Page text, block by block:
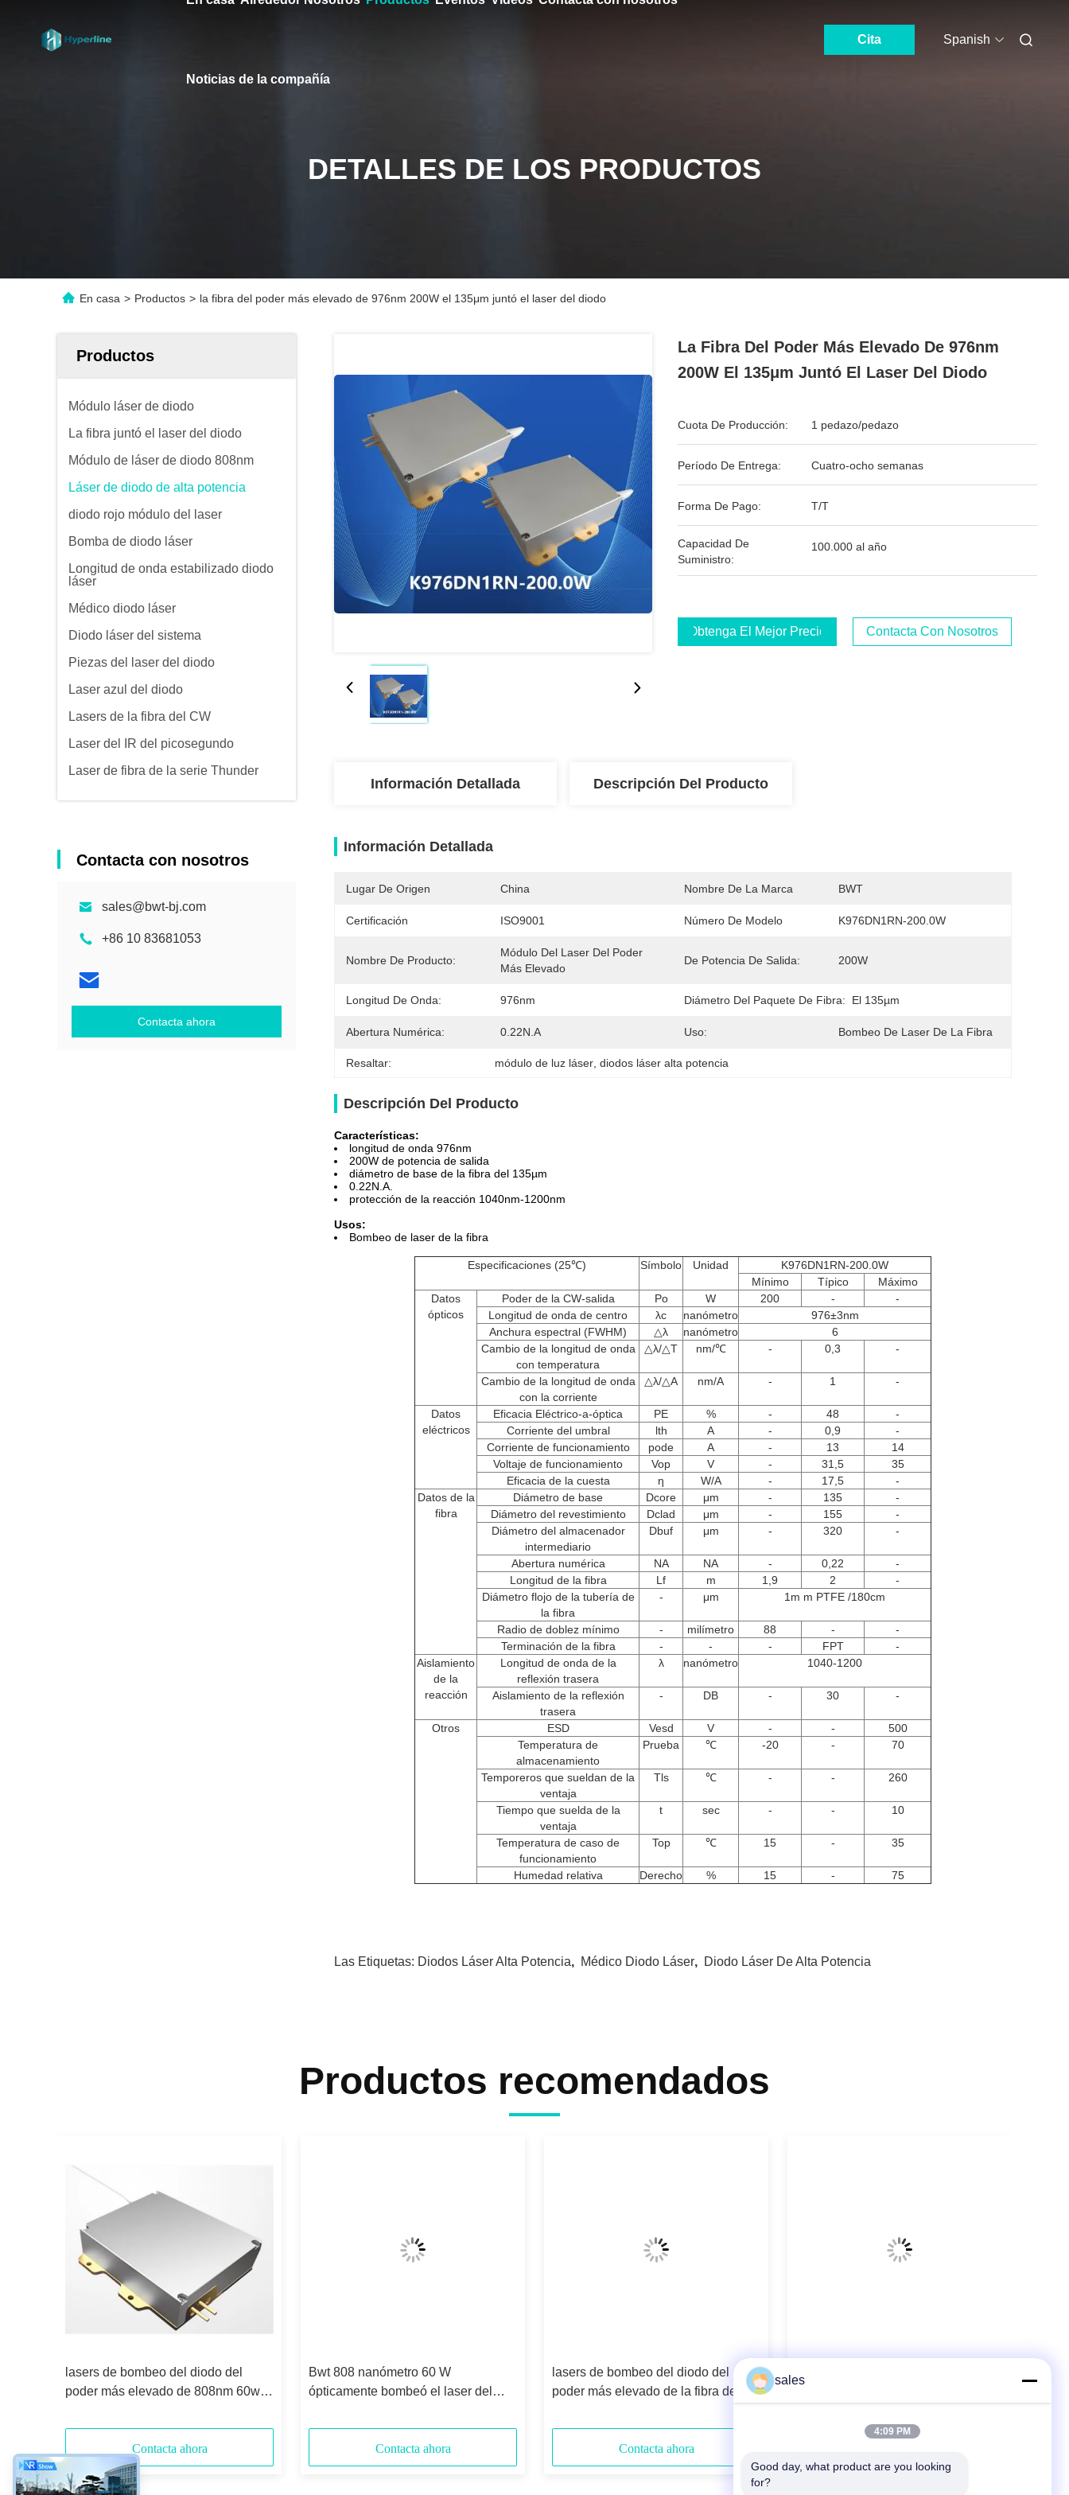
Noticias de la compañía
Cita Spanish
DETALLES DE LOS PRODUCTOS
En casa > Productos > la fibra del poder más elevado de 976nm 200W el 135μm juntó el laser del diodo
Productos
Módulo láser de diodo
La fibra juntó el laser del diodo
Módulo de láser de diodo 808nm
Láser de diodo de alta potencia
diodo rojo módulo del laser
Bomba de diodo láser
Longitud de onda estabilizado diodo
láser
Médico diodo láser
Diodo láser del sistema
Piezas del laser del diodo
Laser azul del diodo
Lasers de la fibra del CW
Laser del IR del picosegundo
Laser de fibra de la serie Thunder
Contacta con nosotros
sales@bwt-bj.com
+86 10 83681053
Contacta ahora
La Fibra Del Poder Más Elevado De 976nm
200W El 135μm Juntó El Laser Del Diodo
Cuota De Producción: 1 pedazo/pedazo
Período De Entrega: Cuatro-ocho semanas
Forma De Pago: T/T
Capacidad De
Suministro:
100.000 al año
Obtenga El Mejor Precio Contacta Con Nosotros
Información Detallada Descripción Del Producto
Información Detallada
Lugar De Origen China Nombre De La Marca BWT
Certificación ISO9001 Número De Modelo K976DN1RN-200.0W
Nombre De Producto:
Módulo Del Laser Del Poder
Más Elevado
De Potencia De Salida: 200W
Longitud De Onda: 976nm Diámetro Del Paquete De Fibra: El 135µm
Abertura Numérica: 0.22N.A Uso: Bombeo De Laser De La Fibra
Resaltar: módulo de luz láser , diodos láser alta potencia
Descripción Del Producto
Características:
longitud de onda 976nm
200W de potencia de salida
diámetro de base de la fibra del 135µm
0.22N.A.
protección de la reacción 1040nm-1200nm
Usos:
Bombeo de laser de la fibra
Especificaciones (25℃) Símbolo Unidad
K976DN1RN-200.0W
Mínimo
Típico
Máximo
Datos
ópticos
Poder de la CW-salida Po W 200 -
-
Longitud de onda de centro
λc nanómetro
976±3nm
Anchura espectral (FWHM)
△λ nanómetro
6
Cambio de la longitud de onda
con temperatura
△λ/△T nm/℃ - 0,3 -
Cambio de la longitud de onda
con la corriente
△λ/△A nm/A - 1 -
Datos
eléctricos
Eficacia Eléctrico-a-óptica PE % - 48
-
Corriente del umbral
lth A - 0,9
-
Corriente de funcionamiento
pode A - 13
14
Voltaje de funcionamiento
Vop V - 31,5
35
Eficacia de la cuesta
η W/A - 17,5
-
Datos de la
fibra
Diámetro de base Dcore μm - 135
-
Diámetro del revestimiento
Dclad μm - 155
-
Diámetro del almacenador
intermediario
Dbuf μm - 320 -
Abertura numérica NA NA - 0,22
-
Longitud de la fibra
Lf m 1,9 2
-
Diámetro flojo de la tubería de
la fibra
- μm 1m m PTFE /180cm
Radio de doblez mínimo - milímetro 88 -
-
Terminación de la fibra
- - - FPT
-
Aislamiento
de la
reacción
Longitud de onda de la
reflexión trasera
λ nanómetro 1040-1200
Aislamiento de la reflexión
trasera
- DB - 30 -
Otros ESD Vesd V - -
500
Temperatura de
almacenamiento
Prueba ℃ -20 - 70
Temporeros que sueldan de la
ventaja
Tls ℃ - - 260
Tiempo que suelda de la
ventaja
t sec - - 10
Temperatura de caso de
funcionamiento
Top ℃ 15 - 35
Humedad relativa Derecho % 15 - 75
Las Etiquetas: Diodos Láser Alta Potencia, Médico Diodo Láser, Diodo Láser De Alta Potencia
Productos recomendados
lasers de bombeo del diodo del
poder más elevado de 808nm 60w
Contacta ahora
Bwt 808 nanómetro 60 W
ópticamente bombeó el laser del
Contacta ahora
lasers de bombeo del diodo del
poder más elevado de la fibra de
Contacta ahora
sales
4:09 PM
Good day, what product are you looking
for?